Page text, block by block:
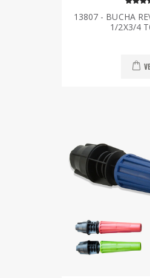
13807 - BUCHA
1/2X3/4